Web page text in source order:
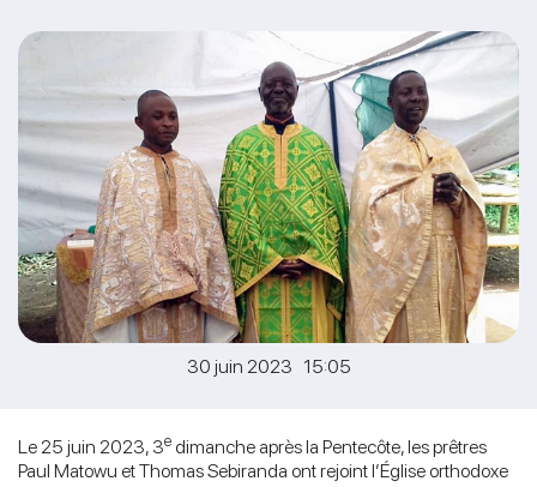
30 juin 2023 15:05
Le 25 juin 2023, 3e dimanche après la Pentecôte, les prêtres
Paul Matowu et Thomas Sebiranda ont rejoint l’Église orthodoxe